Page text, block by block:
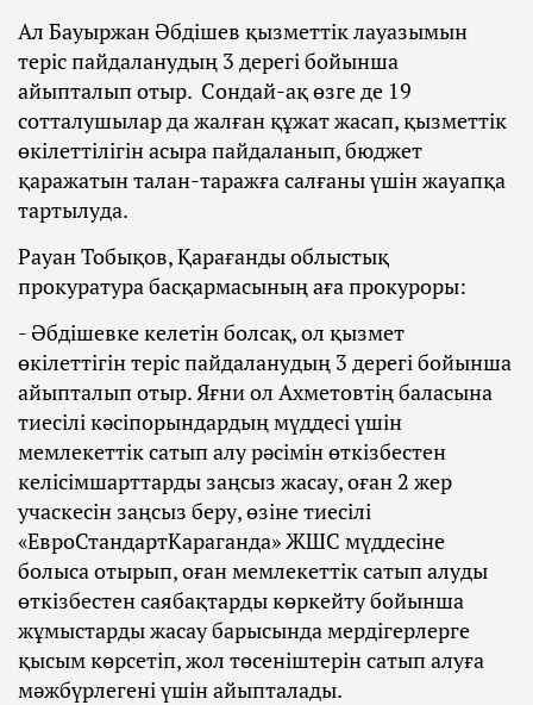
Ал Бауыржан Әбдішев қызметтік лауазымын
теріс пайдаланудың 3 дерегі бойынша
айыпталып отыр. Сондай-ақ өзге де 19
сотталушылар да жалған құжат жасап, қызметтік
өкілеттілігін асыра пайдаланып, бюджет
қаражатын талан-таражға салғаны үшін жауапқа
тартылуда.
Рауан Тобықов, Қарағанды облыстық
прокуратура басқармасының аға прокуроры:
- Әбдішевке келетін болсақ, ол қызмет
өкілеттігін теріс пайдаланудың 3 дерегі бойынша
айыпталып отыр. Яғни ол Ахметовтің баласына
тиесілі кәсіпорындардың мүддесі үшін
мемлекеттік сатып алу рәсімін өткізбестен
келісімшарттарды заңсыз жасау, оған 2 жер
учаскесін заңсыз беру, өзіне тиесілі
«ЕвроСтандартКараганда» ЖШС мүддесіне
болыса отырып, оған мемлекеттік сатып алуды
өткізбестен саябақтарды көркейту бойынша
жұмыстарды жасау барысында мердігерлерге
қысым көрсетіп, жол төсеніштерін сатып алуға
мәжбүрлегені үшін айыпталады.